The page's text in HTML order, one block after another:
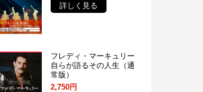
詳しく見る
フレディ・マーキュリー
⾃らが語るその⼈⽣（通
常版）
2,750円